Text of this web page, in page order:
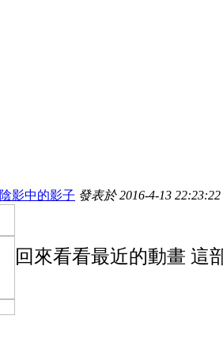
陰影中的影子 發表於 2016-4-13 22:23:22
回來看看最近的動畫 這